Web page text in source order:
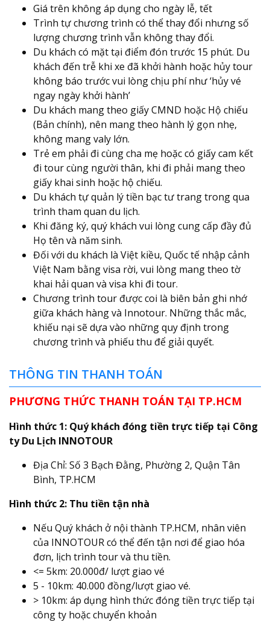
Giá trên không áp dụng cho ngày lễ, tết
Trình tự chương trình có thể thay đổi nhưng số
lượng chương trình vẫn không thay đổi.
Du khách có mặt tại điểm đón trước 15 phút. Du
khách đến trễ khi xe đã khởi hành hoặc hủy tour
không báo trước vui lòng chịu phí như ‘hủy vé
ngay ngày khởi hành’
Du khách mang theo giấy CMND hoặc Hộ chiếu
(Bản chính), nên mang theo hành lý gọn nhẹ,
không mang valy lớn.
Trẻ em phải đi cùng cha mẹ hoặc có giấy cam kết
đi tour cùng người thân, khi đi phải mang theo
giấy khai sinh hoặc hộ chiếu.
Du khách tự quản lý tiền bạc tư trang trong qua
trình tham quan du lịch.
Khi đăng ký, quý khách vui lòng cung cấp đầy đủ
Họ tên và năm sinh.
Đối với du khách là Việt kiều, Quốc tế nhập cảnh
Việt Nam bằng visa rời, vui lòng mang theo tờ
khai hải quan và visa khi đi tour.
Chương trình tour được coi là biên bản ghi nhớ
giữa khách hàng và Innotour. Những thắc mắc,
khiếu nại sẽ dựa vào những quy định trong
chương trình và phiếu thu để giải quyết.
THÔNG TIN THANH TOÁN
PHƯƠNG THỨC THANH TOÁN TẠI TP.HCM
Hình thức 1: Quý khách đóng tiền trực tiếp tại Công
ty Du Lịch INNOTOUR
Địa Chỉ: Số 3 Bạch Đằng, Phường 2, Quận Tân
Bình, TP.HCM
Hình thức 2: Thu tiền tận nhà
Nếu Quý khách ở nội thành TP.HCM, nhân viên
của INNOTOUR có thể đến tận nơi để giao hóa
đơn, lịch trình tour và thu tiền.
<= 5km: 20.000đ/ lượt giao vé
5 - 10km: 40.000 đồng/lượt giao vé.
> 10km: áp dụng hình thức đóng tiền trực tiếp tại
công ty hoặc chuyển khoản